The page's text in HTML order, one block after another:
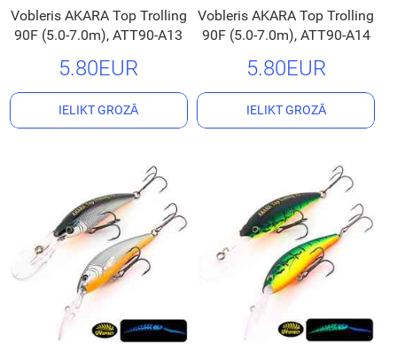
Vobleris AKARA Top Trolling
90F (5.0-7.0m), ATT90-A13
5.80EUR
IELIKT GROZĀ
Vobleris AKARA Top Trolling
90F (5.0-7.0m), ATT90-A14
5.80EUR
IELIKT GROZĀ